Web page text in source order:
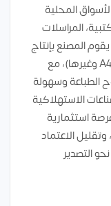
المحلية
المراسلات
المصنع بإنتاج
أوراق بمقاسات وأوزان مختلفة مثل (A4، A3 وغيرها)، مع
الطباعة وسهولة
الاستهلاكية
استثمارية
الاعتماد
التصدير